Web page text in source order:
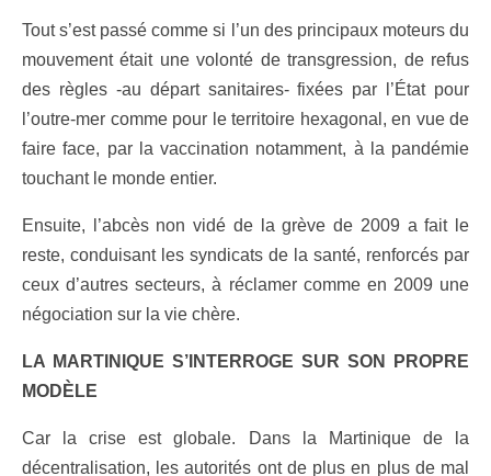
Tout s’est passé comme si l’un des principaux moteurs du
mouvement était une volonté de transgression, de refus
des règles -au départ sanitaires- fixées par l’État pour
l’outre-mer comme pour le territoire hexagonal, en vue de
faire face, par la vaccination notamment, à la pandémie
touchant le monde entier.
Ensuite, l’abcès non vidé de la grève de 2009 a fait le
reste, conduisant les syndicats de la santé, renforcés par
ceux d’autres secteurs, à réclamer comme en 2009 une
négociation sur la vie chère.
LA MARTINIQUE S’INTERROGE SUR SON PROPRE
MODÈLE
Car la crise est globale. Dans la Martinique de la
décentralisation, les autorités ont de plus en plus de mal